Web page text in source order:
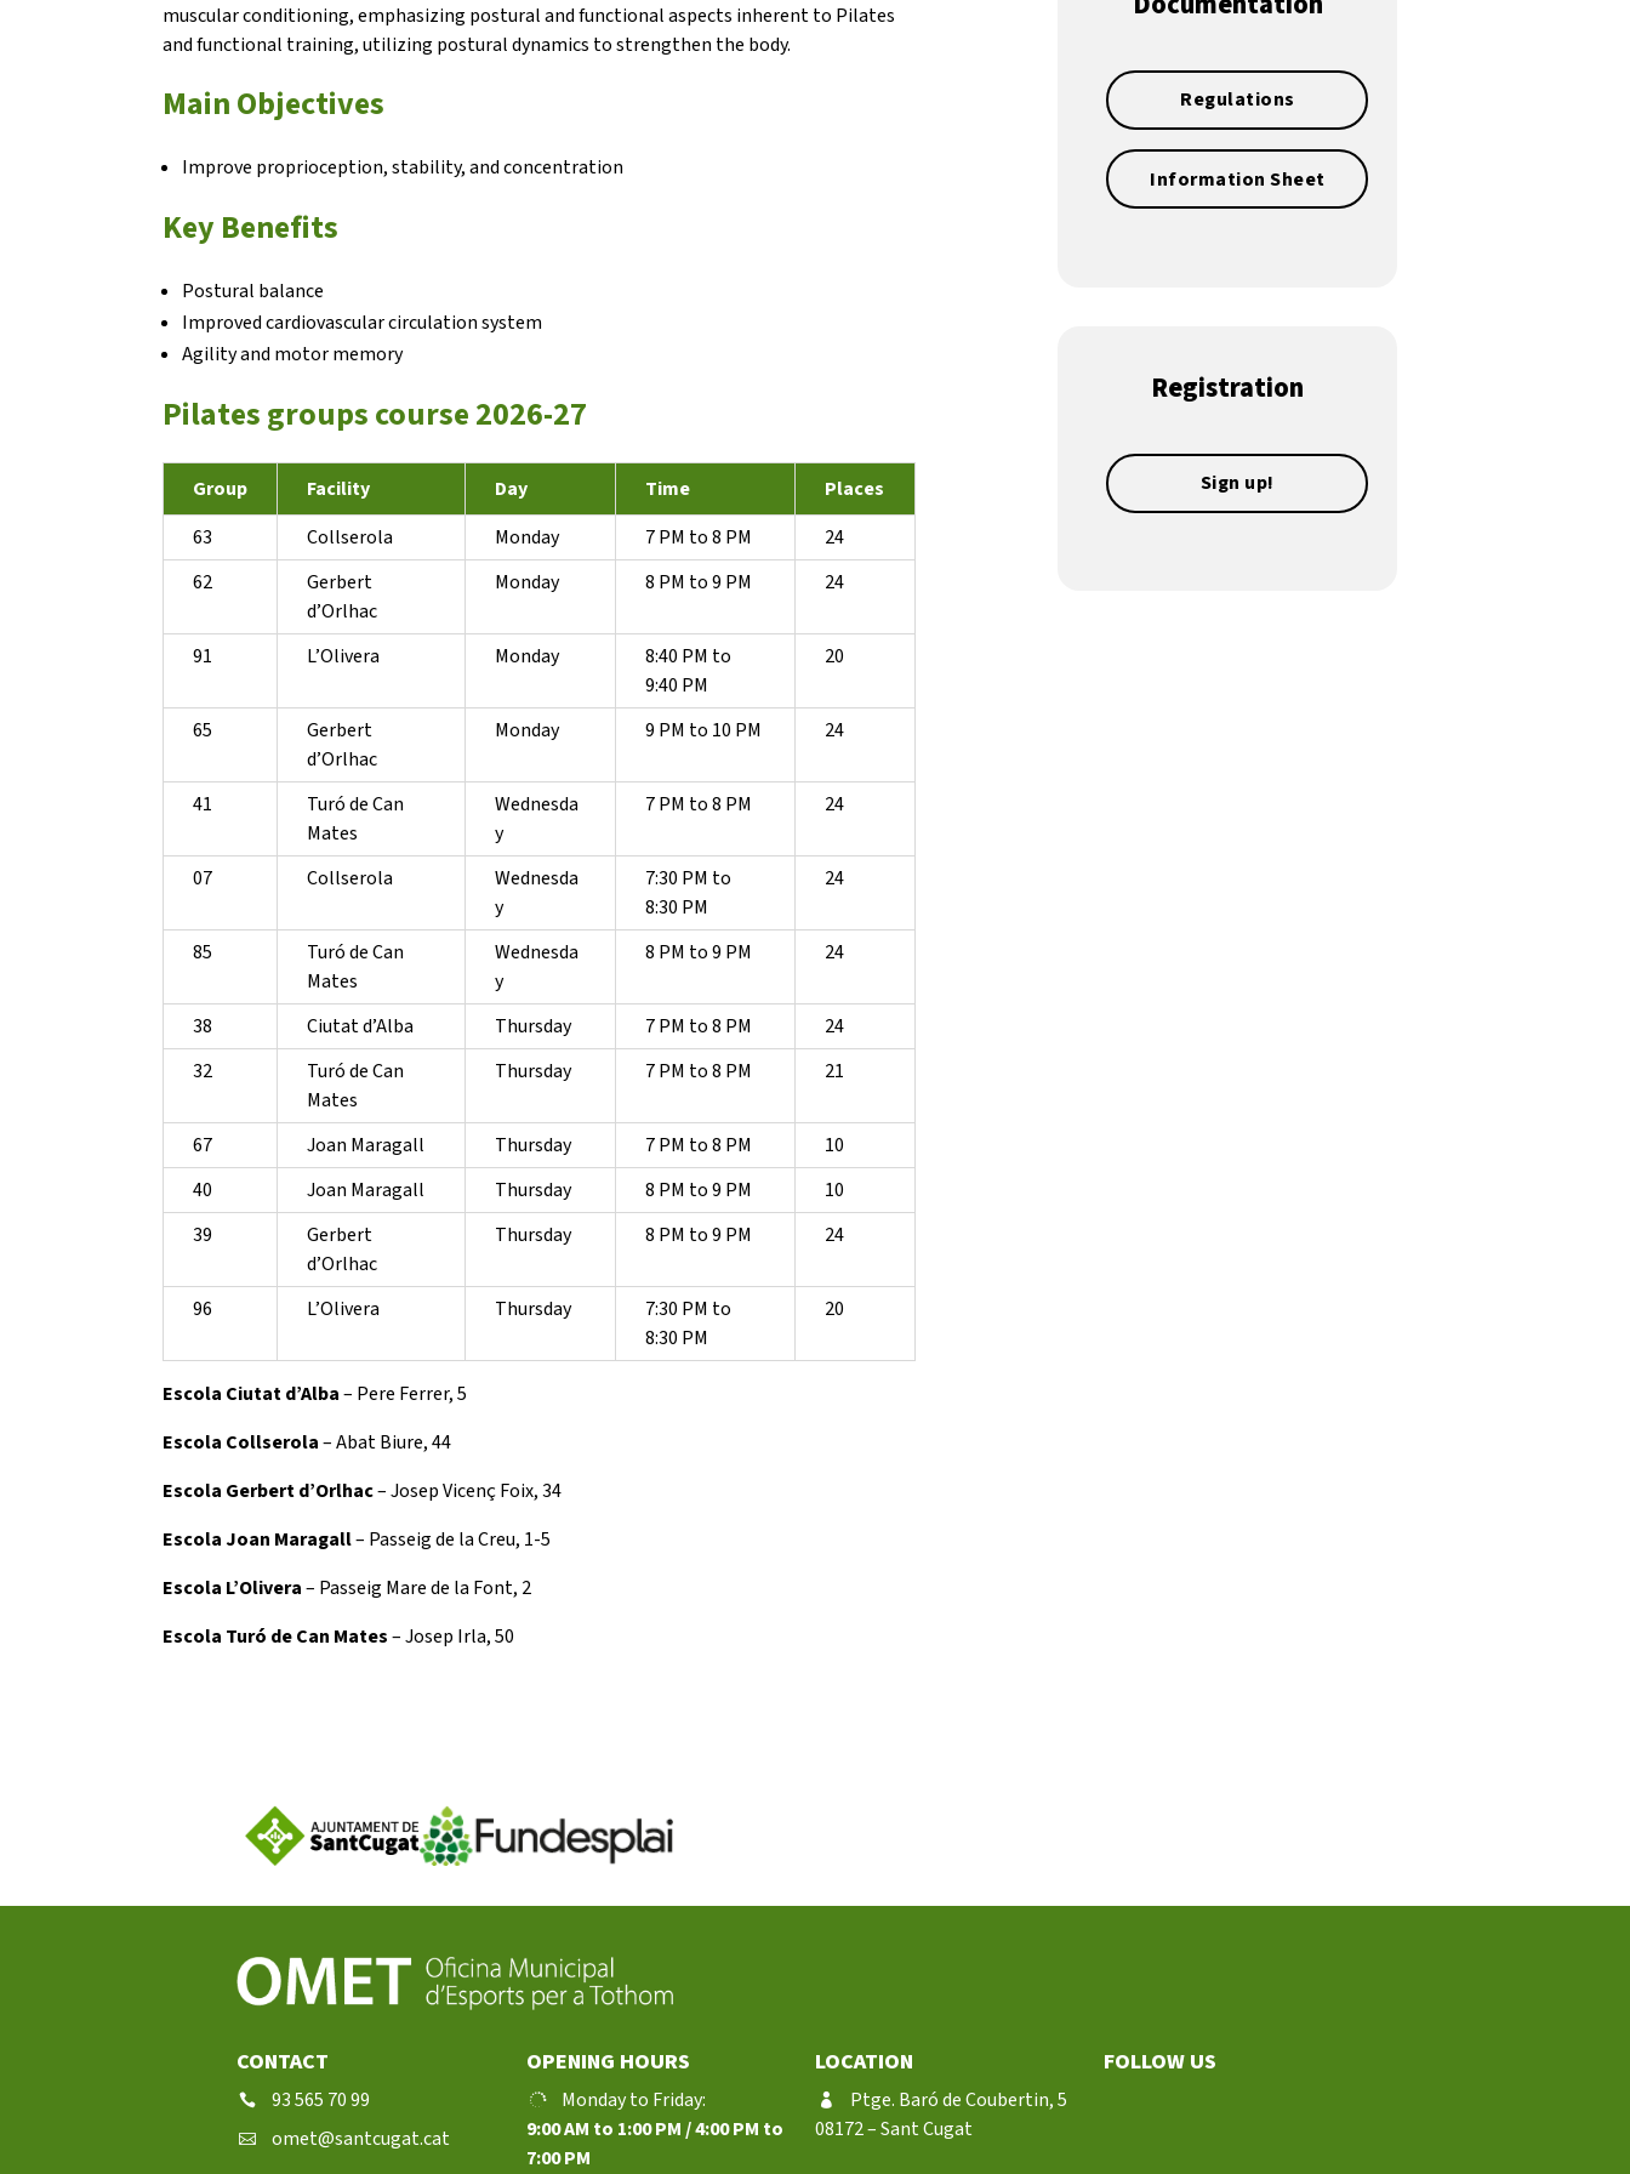
muscular conditioning, emphasizing postural and functional aspects inherent to Pilates
and functional training, utilizing postural dynamics to strengthen the body.
Main Objectives
Improve proprioception, stability, and concentration
Key Benefits
Postural balance
Improved cardiovascular circulation system
Agility and motor memory
Pilates groups course 2026-27
Group Facility Day Time
Places
63
Collserola Monday 7 PM to 8 PM
24
62
Gerbert
d’Orlhac
Monday 8 PM to 9 PM 24
91 L’Olivera Monday
8:40 PM to
9:40 PM
20
65
Gerbert
d’Orlhac
Monday 9 PM to 10 PM 24
41
Turó de Can
Mates
Wednesda
y
7 PM to 8 PM 24
07 Collserola
Wednesda
y
7:30 PM to
8:30 PM
24
85
Turó de Can
Mates
Wednesda
y
8 PM to 9 PM 24
38 Ciutat d’Alba Thursday 7 PM to 8 PM
24
32
Turó de Can
Mates
Thursday 7 PM to 8 PM 21
67 Joan Maragall Thursday 7 PM to 8 PM
10
40
Joan Maragall Thursday 8 PM to 9 PM
10
39
Gerbert
d’Orlhac
Thursday 8 PM to 9 PM 24
96 L’Olivera Thursday
7:30 PM to
8:30 PM
20
Escola Ciutat d’Alba– Pere Ferrer, 5
Escola Collserola– Abat Biure, 44
Escola Gerbert d’Orlhac– Josep Vicenç Foix, 34
Escola Joan Maragall– Passeig de la Creu, 1-5
Escola L’Olivera– Passeig Mare de la Font, 2
Escola Turó de Can Mates– Josep Irla, 50
Regulations
Information Sheet
Registration
Sign up!
CONTACT
93 565 70 99
omet@santcugat.cat
OPENING HOURS
Monday to Friday:
9:00 AM to 1:00 PM / 4:00 PM to
7:00 PM
LOCATION
Ptge. Baró de Coubertin, 5
08172 – Sant Cugat
FOLLOW US